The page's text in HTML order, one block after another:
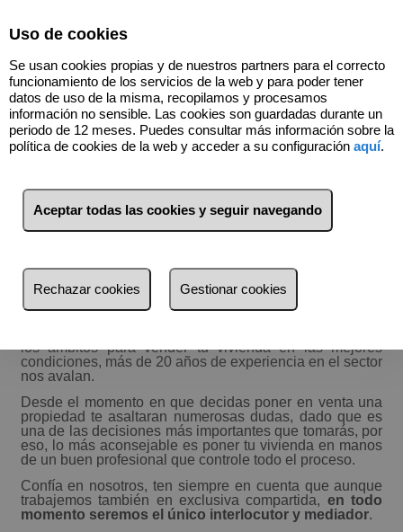
Te ayudamos en la venta de tu casa
los ámbitos para vender tu vivienda en las mejores
condiciones, más de 20 años de experiencia en el sector
nos avalan.
Desde el momento en que decidas poner en venta una
propiedad te asaltaran numerosas dudas, dado que es
una de las decisiones más importantes que tomarás, por
eso, lo más aconsejable es poner tu vivienda en manos
de un buen profesional que controle todo el proceso.
Confía en nosotros, ten siempre en cuenta que aunque
trabajemos también en exclusiva compartida, en todo
momento seremos el único interlocutor y mediador.
Uso de cookies
Se usan cookies propias y de nuestros partners para el correcto
funcionamiento de los servicios de la web y para poder tener
datos de uso de la misma, recopilamos y procesamos
información no sensible. Las cookies son guardadas durante un
periodo de 12 meses. Puedes consultar más información sobre la
política de cookies de la web y acceder a su configuración aquí.
Aceptar todas las cookies y seguir navegando
Rechazar cookies Gestionar cookies